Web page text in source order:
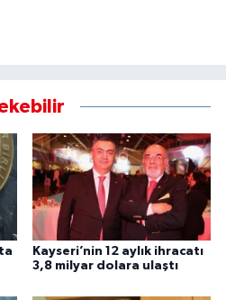
Kayseri’nin 12 aylık ihracatı
3,8 milyar dolara ulaştı